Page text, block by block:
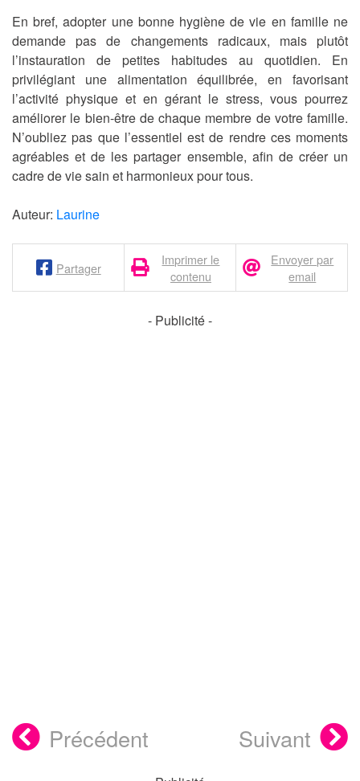
En bref, adopter une bonne hygiène de vie en famille ne
demande pas de changements radicaux, mais plutôt
l’instauration de petites habitudes au quotidien. En
privilégiant une alimentation équilibrée, en favorisant
l’activité physique et en gérant le stress, vous pourrez
améliorer le bien-être de chaque membre de votre famille.
N’oubliez pas que l’essentiel est de rendre ces moments
agréables et de les partager ensemble, afin de créer un
cadre de vie sain et harmonieux pour tous.
Auteur: Laurine
Partager
Imprimer le
contenu
Envoyer par
email
- Publicité -
Précédent Suivant